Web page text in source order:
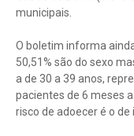
municipais.
O boletim informa
50,51% são do sexo
a de 30 a 39 anos,
pacientes de 6 meses
risco de adoecer é o de